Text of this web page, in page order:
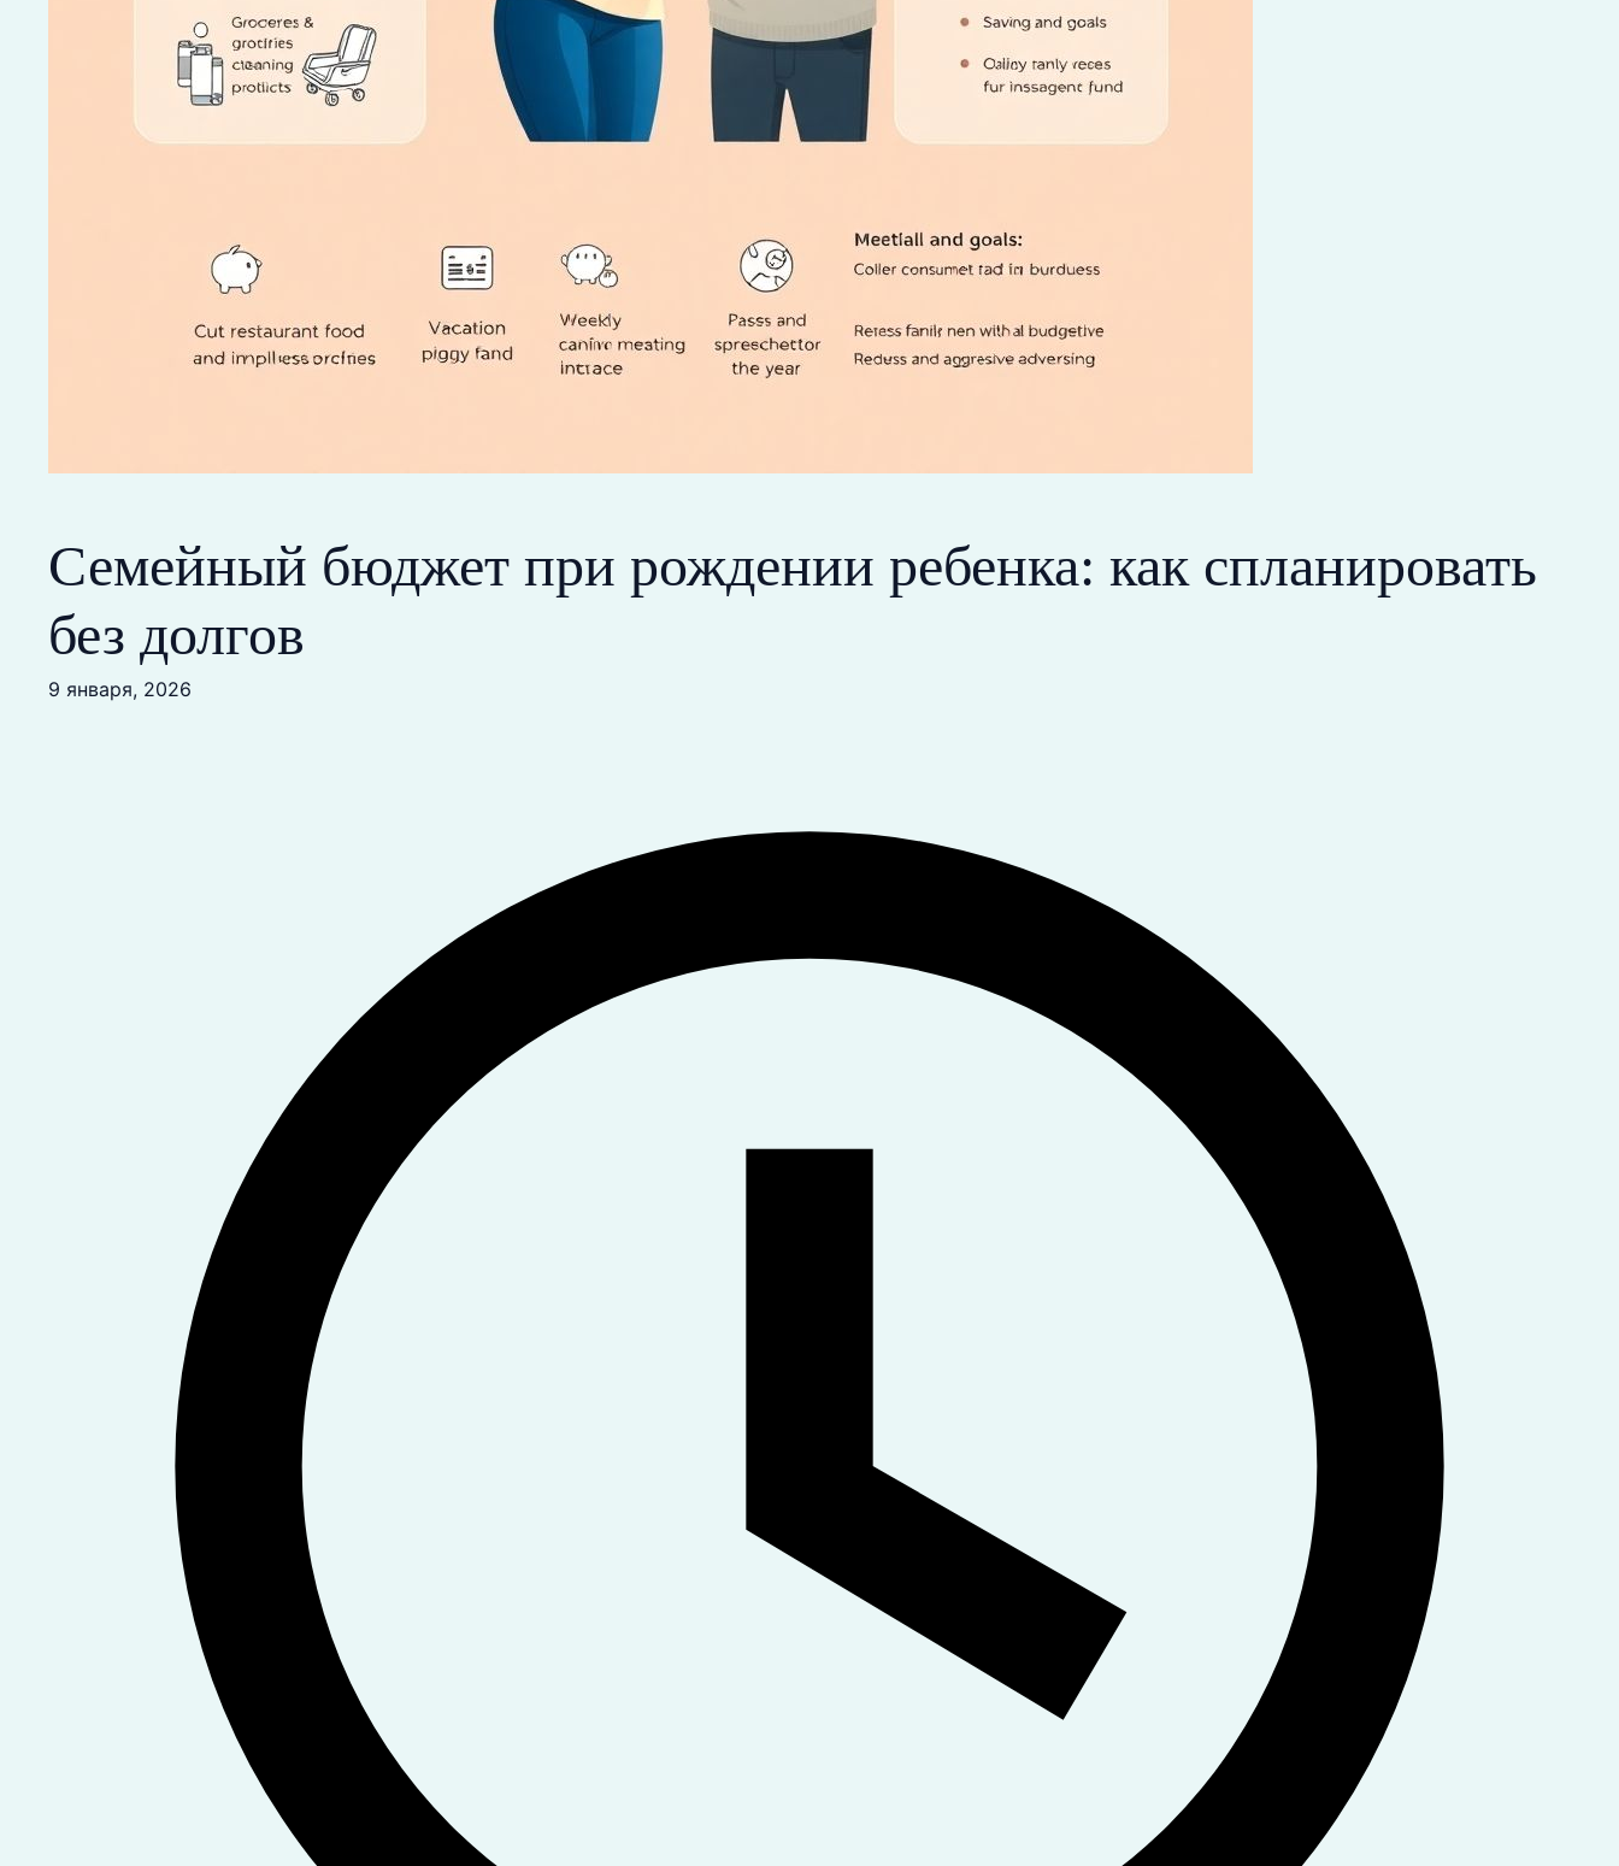
Семейный бюджет при рождении ребенка: как спланировать
без долгов
9 января, 2026